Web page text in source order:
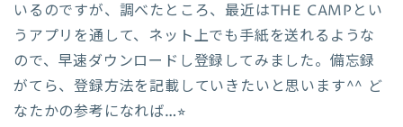
いるのですが、調べたところ、最近はTHE CAMPとい
うアプリを通して、ネット上でも手紙を送れるような
ので、早速ダウンロードし登録してみました。備忘録
がてら、登録方法を記載していきたいと思います^^ ど
なたかの参考になれば…⭐︎